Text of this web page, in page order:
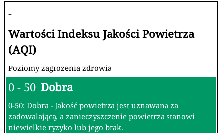
-
Wartości Indeksu Jakości Powietrza
(AQI)
Poziomy zagrożenia zdrowia
0 - 50 Dobra
0-50: Dobra - Jakość powietrza jest uznawana za
zadowalającą, a zanieczyszczenie powietrza stanowi
niewielkie ryzyko lub jego brak.